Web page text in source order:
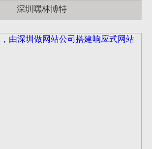
深圳嘿林博特